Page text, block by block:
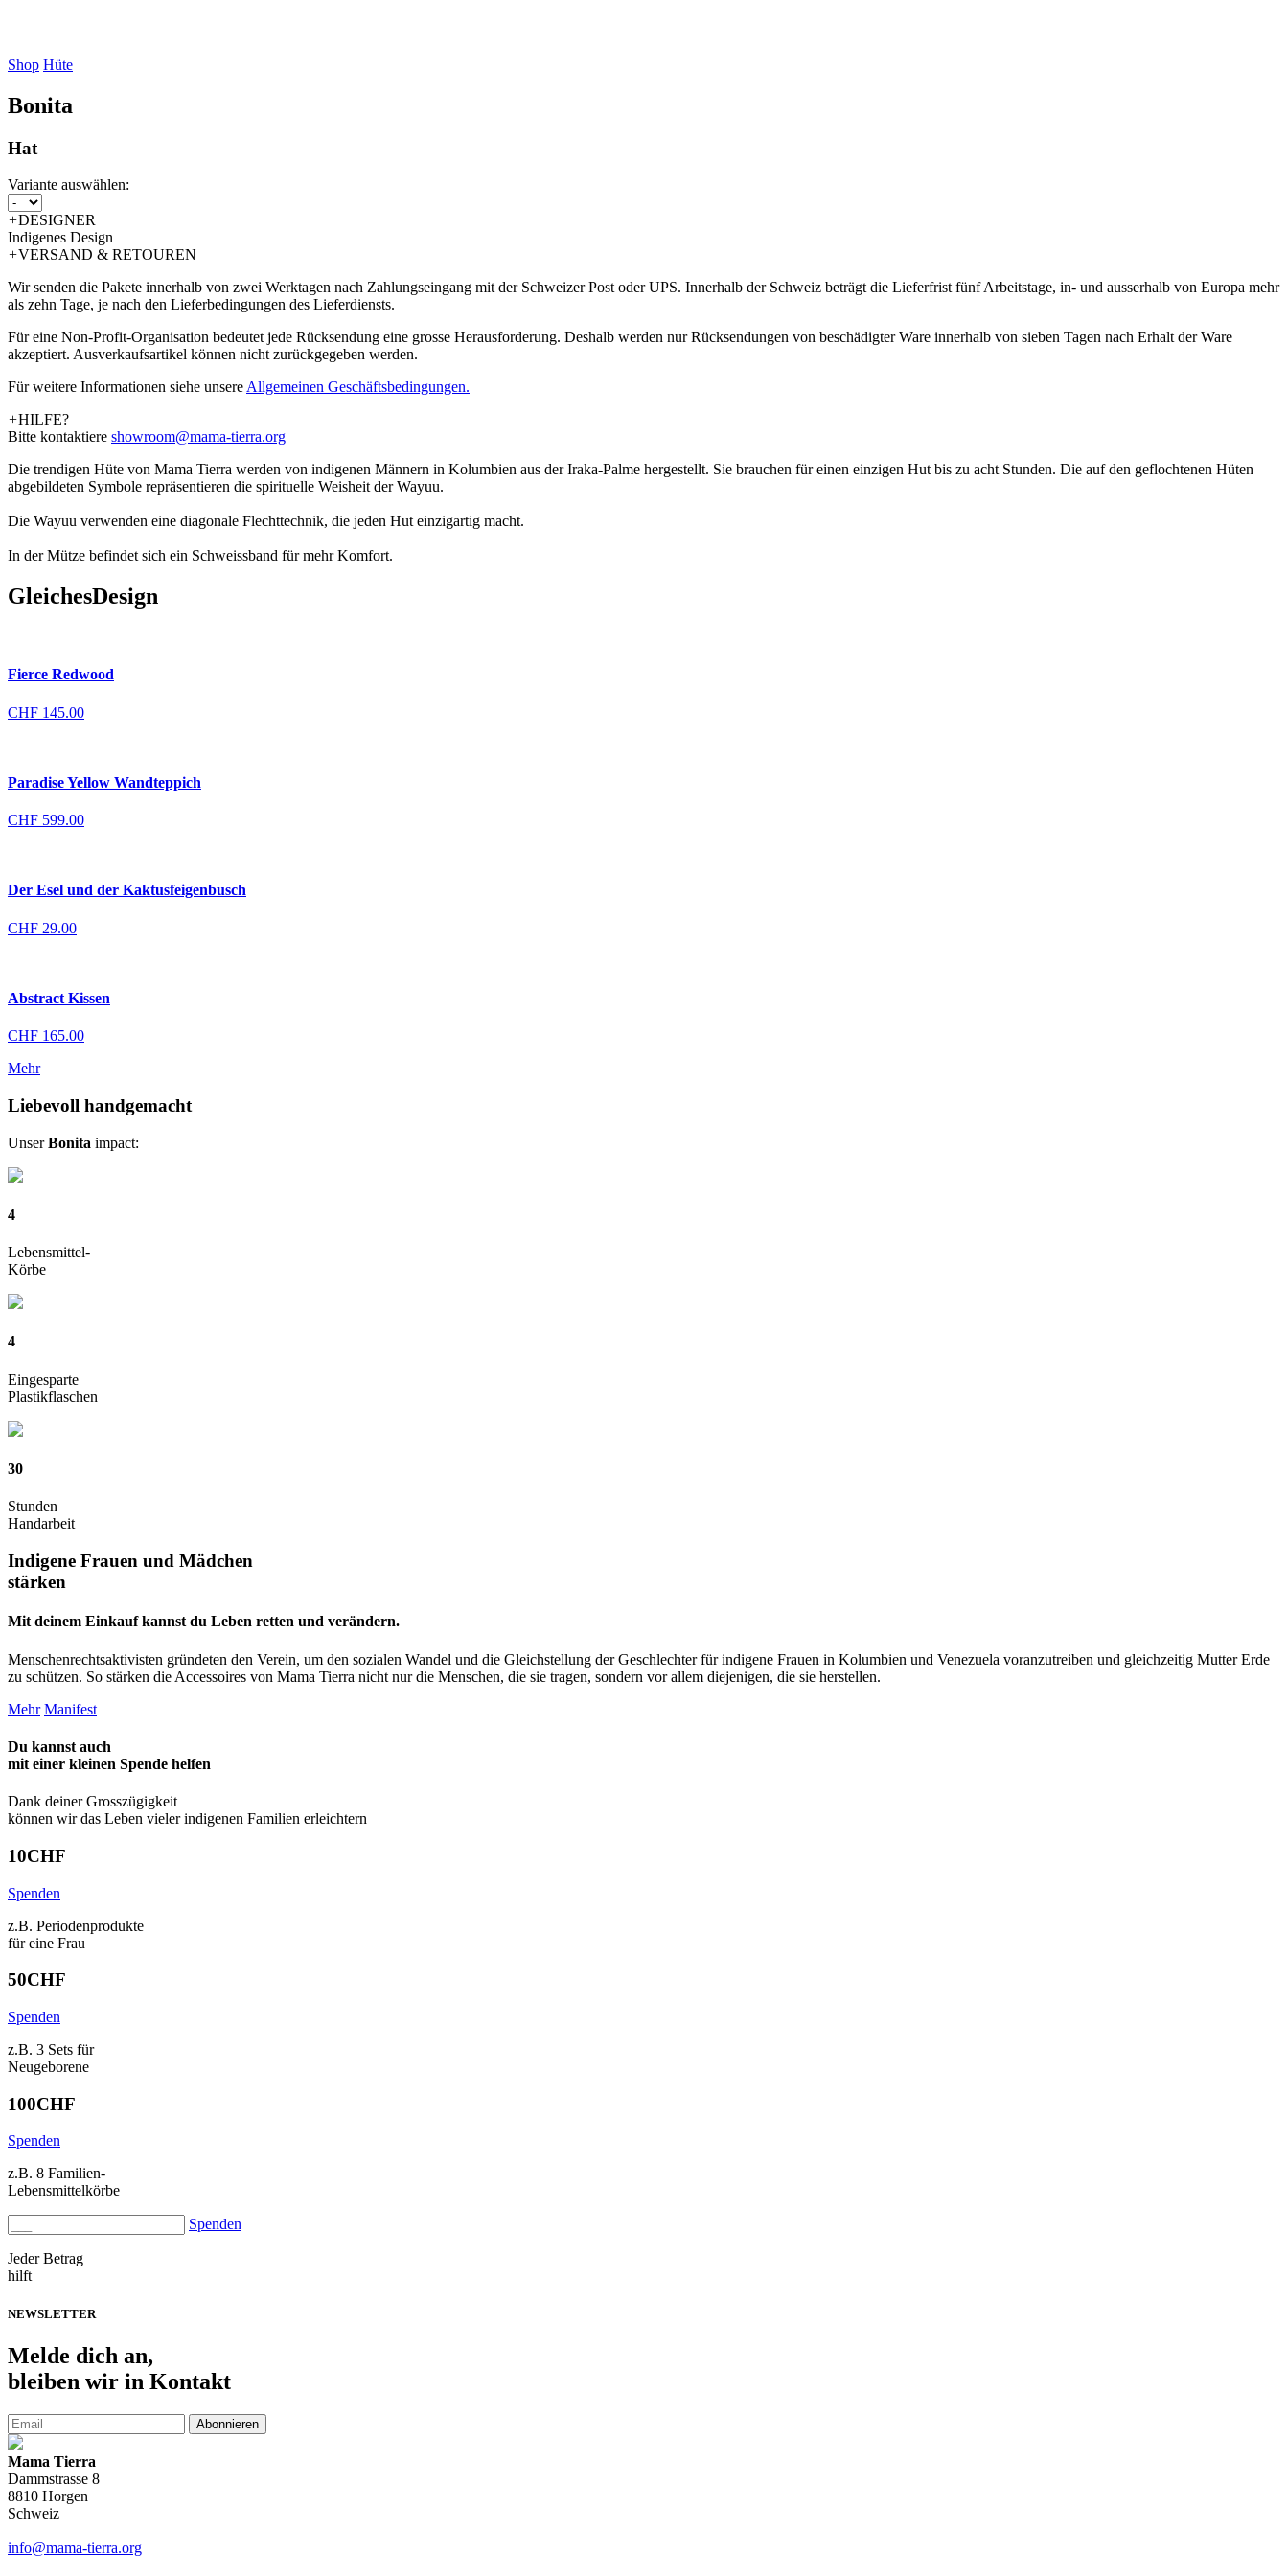
Shop Hüte
Bonita
Hat
Variante auswählen:
+DESIGNER
Indigenes Design
+VERSAND & RETOUREN
Wir senden die Pakete innerhalb von zwei Werktagen nach Zahlungseingang mit der Schweizer Post oder UPS. Innerhalb der Schweiz beträgt die Lieferfrist fünf Arbeitstage, in- und ausserhalb von Europa mehr
als zehn Tage, je nach den Lieferbedingungen des Lieferdiensts.
Für eine Non-Profit-Organisation bedeutet jede Rücksendung eine grosse Herausforderung. Deshalb werden nur Rücksendungen von beschädigter Ware innerhalb von sieben Tagen nach Erhalt der Ware
akzeptiert. Ausverkaufsartikel können nicht zurückgegeben werden.
Für weitere Informationen siehe unsere ­Allgemeinen Geschäftsbedingungen.
+HILFE?
Bitte kontaktiere showroom@mama-tierra.org
Die trendigen Hüte von Mama Tierra werden von indigenen Männern in Kolumbien aus der Iraka-Palme hergestellt. Sie brauchen für einen einzigen Hut bis zu acht Stunden. Die auf den geflochtenen Hüten
abgebildeten Symbole repräsentieren die spirituelle Weisheit der Wayuu.
Die Wayuu verwenden eine diagonale Flechttechnik, die jeden Hut einzigartig macht.
In der Mütze befindet sich ein Schweissband für mehr Komfort.
GleichesDesign
Fierce Redwood
CHF 145.00
Paradise Yellow Wandteppich
CHF 599.00
Der Esel und der Kaktusfeigenbusch
CHF 29.00
Abstract Kissen
CHF 165.00
Mehr
Liebevoll handgemacht
UnserBonita impact:
4
Lebensmittel-
Körbe
4
Eingesparte
Plastikflaschen
30
Stunden
Handarbeit
Indigene Frauen und Mädchen
stärken
Mit deinem Einkauf kannst du Leben retten und verändern.
Menschenrechtsaktivisten gründeten den Verein, um den sozialen Wandel und die Gleichstellung der Geschlechter für indigene Frauen in Kolumbien und Venezuela voranzutreiben und gleichzeitig Mutter Erde
zu schützen. So stärken die Accessoires von Mama Tierra nicht nur die Menschen, die sie tragen, sondern vor allem diejenigen, die sie herstellen.
Mehr Manifest
Du kannst auch
mit einer kleinen Spende helfen
Dank deiner Grosszügigkeit
können wir das Leben vieler indigenen Familien erleichtern
10CHF
Spenden
z.B. Periodenprodukte
für eine Frau
50CHF
Spenden
z.B. 3 Sets für
Neugeborene
100CHF
Spenden
z.B. 8 Familien-
Lebensmittelkörbe
Spenden
Jeder Betrag
hilft
NEWSLETTER
Melde dich an,
bleiben wir in Kontakt
Abonnieren
Mama Tierra
Dammstrasse 8
8810 Horgen
Schweiz
info@mama-tierra.org